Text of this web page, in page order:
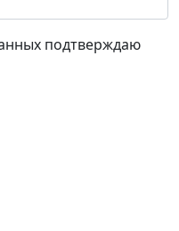
подтверждаю